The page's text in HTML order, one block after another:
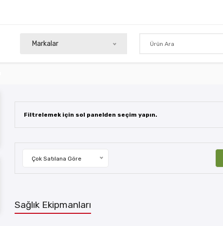
Markalar
Filtrelemek için sol panelden seçim yapın.
Çok Satılana Göre
Sağlık Ekipmanları